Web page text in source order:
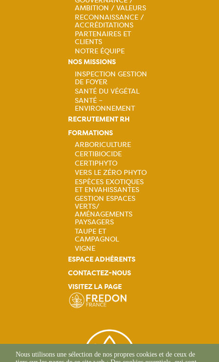
principale
AMBITION / VALEURS
RECONNAISSANCE /
ACCRÉDITATIONS
PARTENAIRES ET
CLIENTS
NOTRE ÉQUIPE
NOS MISSIONS
Navigation
principale
INSPECTION GESTION
DE FOYER
SANTÉ DU VÉGÉTAL
SANTÉ –
ENVIRONNEMENT
RECRUTEMENT RH
FORMATIONS
Navigation
principale
ARBORICULTURE
CERTIBIOCIDE
CERTIPHYTO
VERS LE ZÉRO PHYTO
ESPÈCES EXOTIQUES
ET ENVAHISSANTES
GESTION ESPACES
VERTS/
AMÉNAGEMENTS
PAYSAGERS
TAUPE ET
CAMPAGNOL
VIGNE
ESPACE ADHÉRENTS
CONTACTEZ-NOUS
VISITEZ LA PAGE
Nous utilisons une sélection de nos propres cookies et de ceux de